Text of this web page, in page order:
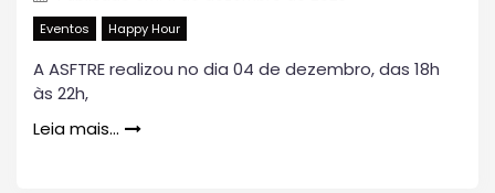
Eventos Happy Hour
A ASFTRE realizou no dia 04 de dezembro, das 18h
às 22h,
Leia mais…